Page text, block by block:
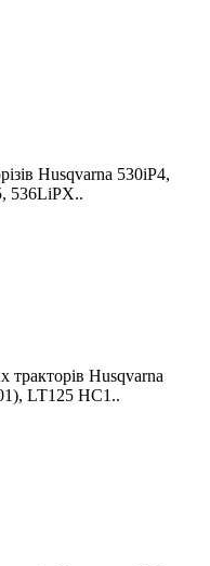
Husqvarna 530iP4,
536LiPX..
тракторів Husqvarna
LT125 HC1..